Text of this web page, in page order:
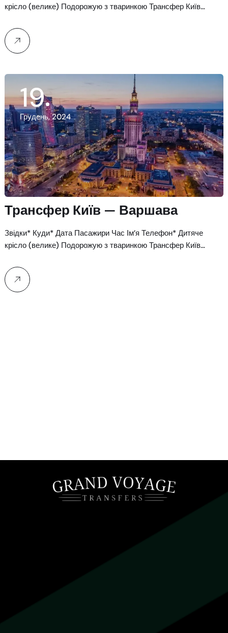
крісло (велике) Подорожую з тваринкою Трансфер Київ…
19
Грудень, 2024
Трансфер Київ — Варшава
Звідки* Куди* Дата Пасажири Час Ім’я Телефон* Дитяче
крісло (велике) Подорожую з тваринкою Трансфер Київ…